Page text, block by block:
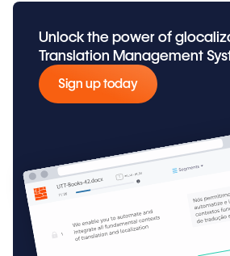
Unlock the power of
Translation Management
Sign up today